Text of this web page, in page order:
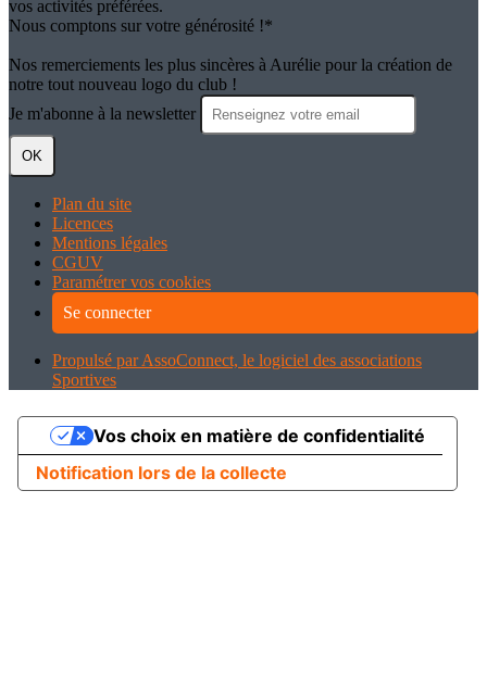
vos activités préférées.
Nous comptons sur votre générosité !*
Nos remerciements les plus sincères à Aurélie pour la création de
notre tout nouveau logo du club !
Je m'abonne à la newsletter
OK
Plan du site
Licences
Mentions légales
CGUV
Paramétrer vos cookies
Se connecter
Propulsé par AssoConnect, le logiciel des associations
Sportives
Notification lors de la collecte
Vos choix en matière de confidentialité